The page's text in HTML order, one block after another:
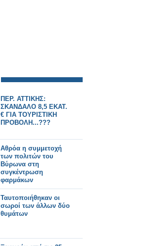
ΠΕΡ. ΑΤΤΙΚΗΣ:
ΣΚΑΝΔΑΛΟ 8,5 ΕΚΑΤ.
€ ΓΙΑ ΤΟΥΡΙΣΤΙΚΗ
ΠΡΟΒΟΛΗ...???
Αθρόα η συμμετοχή
των πολιτών του
Βύρωνα στη
συγκέντρωση
φαρμάκων
Ταυτοποιήθηκαν οι
σωροί των άλλων δύο
θυμάτων